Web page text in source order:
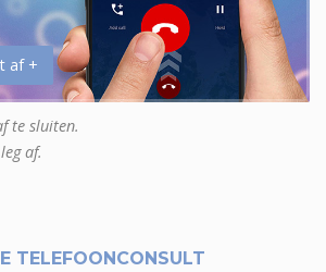
af +
te sluiten.
af.
TELEFOONCONSULT